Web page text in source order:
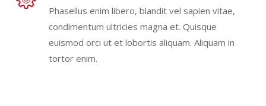
Phasellus enim libero, blandit vel sapien vitae,
condimentum ultricies magna et. Quisque
euismod orci ut et lobortis aliquam. Aliquam in
tortor enim.